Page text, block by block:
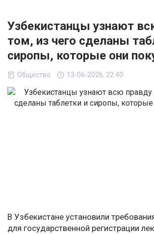
Узбекистанцы узнают
том, из чего сделаны
сиропы, которые они
Общество 13-06-2026, 22:40
В Узбекистане установили
для государственной регистрации